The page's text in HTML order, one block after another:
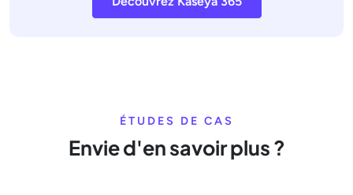
ÉTUDES DE CAS
Envie d'en savoir plus ?